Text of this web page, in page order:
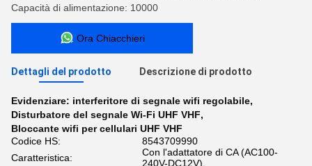
Capacità di alimentazione: 10000
Ora Chiacchieri
Dettagli del prodotto Descrizione di prodotto
Evidenziare: interferitore di segnale wifi regolabile,
Disturbatore del segnale Wi-Fi UHF VHF,
Bloccante wifi per cellulari UHF VHF
Codice HS:
8543709990
Caratteristica:
Con l'adattatore di CA (AC100-
240V-DC12V),